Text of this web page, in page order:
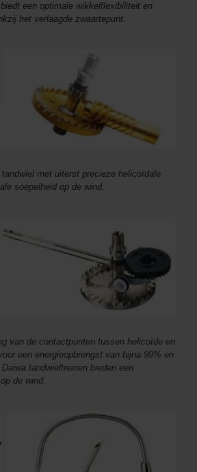
een optimale wikkelflexibiliteit en
het verlaagde zwaartepunt.
met uiterst precieze helicoïdale
soepelheid op de wind.
van de contactpunten tussen helicoïde en
een energieopbrengst van bijna 99% en
tandwieltreinen bieden een
de wind.